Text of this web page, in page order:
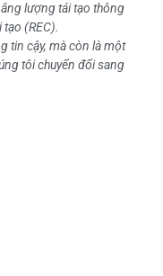
lượng tái tạo thông
(REC).
tin cậy, mà còn là một
tôi chuyển đổi sang